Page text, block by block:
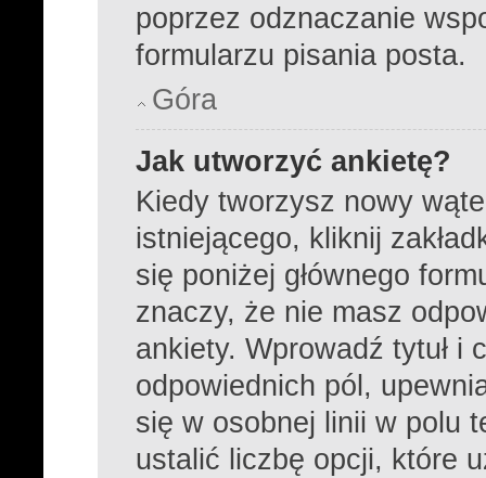
poprzez odznaczanie
formularzu pisania posta.
Góra
Jak utworzyć ankietę?
Kiedy tworzysz nowy
istniejącego, kliknij
się poniżej głównego
znaczy, że nie masz
ankiety. Wprowadź tytuł i
odpowiednich pól,
się w osobnej linii w polu
ustalić liczbę opcji, które